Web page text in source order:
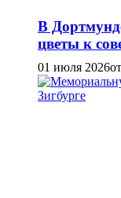
В
цветы к
01 июля 2026